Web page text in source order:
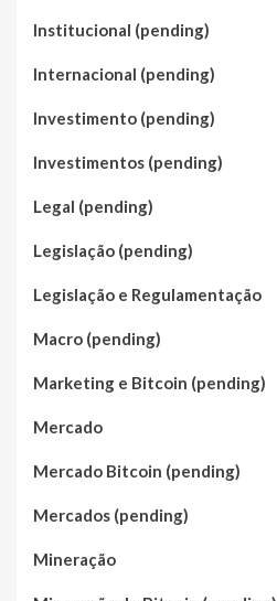
Institucional (pending)
Internacional (pending)
Investimento (pending)
Investimentos (pending)
Legal (pending)
Legislação (pending)
Legislação e Regulamentação
Macro (pending)
Marketing e Bitcoin (pending)
Mercado
Mercado Bitcoin (pending)
Mercados (pending)
Mineração